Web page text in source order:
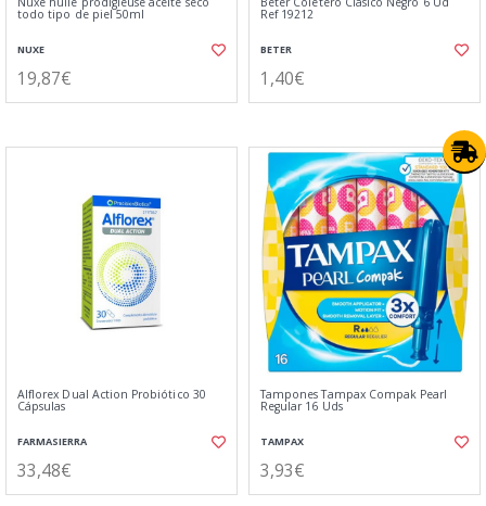
todo tipo de piel 50ml
NUXE
19,87€
Ref 19212
BETER
1,40€
Alflorex Dual Action Probiótico 30
Cápsulas
FARMASIERRA
33,48€
Tampones Tampax Compak Pearl
Regular 16 Uds
TAMPAX
3,93€